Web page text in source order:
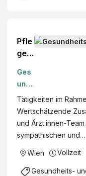
Pfle
gep
iku
m
Ges
und
heit
szen
trum
stän
dige
Tätigkeiten im
Wertschätzende
und Ärzt:innen-
sympathischen und…
Wien Vollzeit
Gesundheits-